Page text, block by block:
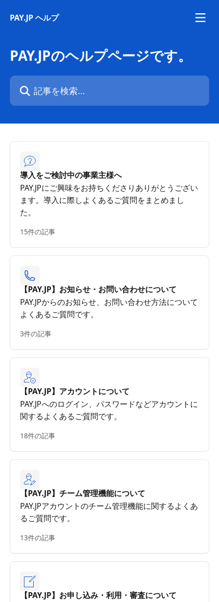
PAY.JP ヘルプ
PAY.JPのヘルプページです。
記事を検索...
導入をご検討中の事業主様へ
PAY.JPにご興味をお持ちくださりありがとうござい
ます。導入に際しよくあるご質問をまとめまし
た。
15件の記事
【PAY.JP】お知らせ・お問い合わせについて
PAY.JPからのお知らせ、お問い合わせ方法について
よくあるご質問です。
3件の記事
【PAY.JP】アカウントについて
PAY.JPへのログイン、パスワードなどアカウントに
関するよくあるご質問です。
18件の記事
【PAY.JP】チーム管理機能について
PAY.JPアカウントのチーム管理機能に関するよくあ
るご質問です。
13件の記事
【PAY.JP】お申し込み・利用・審査について